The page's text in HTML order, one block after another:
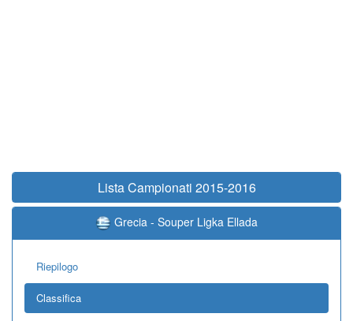
Lista Campionati 2015-2016
Grecia - Souper Ligka Ellada
Riepilogo
Classifica